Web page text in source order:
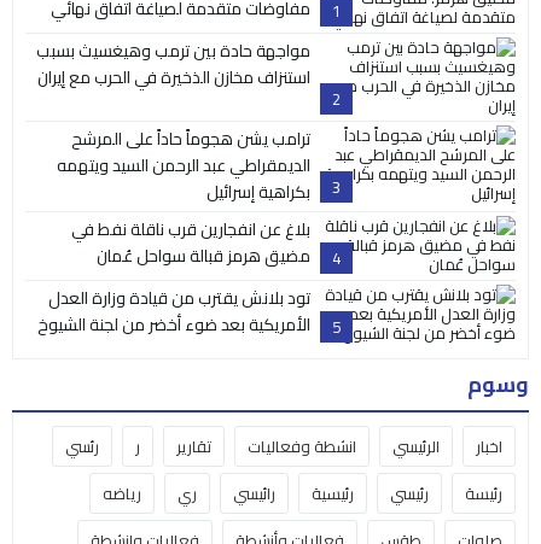
1
مفاوضات متقدمة لصياغة اتفاق نهائي
2
مواجهة حادة بين ترمب وهيغسيث بسبب
استنزاف مخازن الذخيرة في الحرب مع إيران
3
ترامب يشن هجوماً حاداً على المرشح
الديمقراطي عبد الرحمن السيد ويتهمه
بكراهية إسرائيل
4
بلاغ عن انفجارين قرب ناقلة نفط في
مضيق هرمز قبالة سواحل عُمان
5
تود بلانش يقترب من قيادة وزارة العدل
الأمريكية بعد ضوء أخضر من لجنة الشيوخ
وسوم
اخبار الرئيسي انشطة وفعاليات تقارير ر
رئسي
رئيسة
رئيسي رئيسية رائيسي ري
رياضه